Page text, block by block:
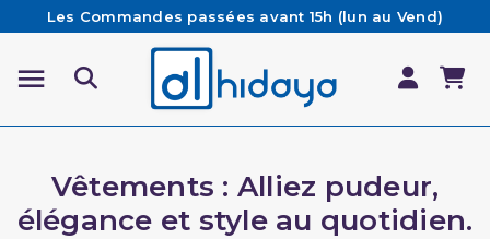
Les Commandes passées avant 15h (lun au Vend)
sont préparées et expédiées le jour même
Besoin d'aide ? Retrouvez notre FAQ
Livraison offerte à partir de 65€ d'achat*
Vêtements : Alliez pudeur,
élégance et style au quotidien.